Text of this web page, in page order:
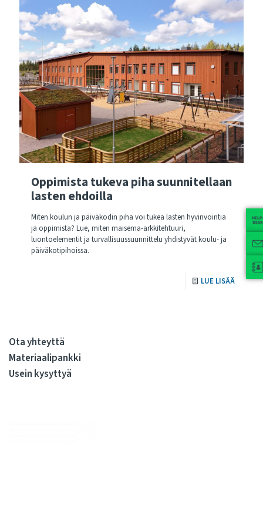
Oppimista tukeva piha suunnitellaan
lasten ehdoilla
Miten koulun ja päiväkodin piha voi tukea lasten hyvinvointia
ja oppimista? Lue, miten maisema-arkkitehtuuri,
luontoelementit ja turvallisuussuunnittelu yhdistyvät koulu- ja
päiväkotipihoissa.
LUE LISÄÄ
Ota yhteyttä
Materiaalipankki
Usein kysyttyä